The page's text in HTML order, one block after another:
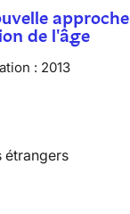
approche
de l'âge
: 2013
étrangers